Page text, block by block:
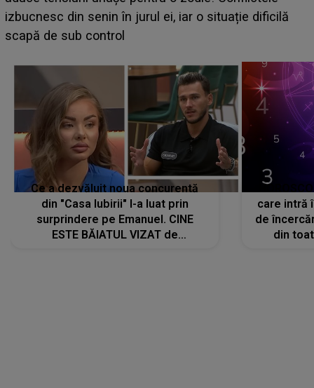
grabă îi aduce pierderi semnificative și îi dă toate
planurile peste cap
Ce a dezvăluit noua concurentă
din "Casa Iubirii" l-a luat prin
surprindere pe Emanuel. CINE
ESTE BĂIATUL VIZAT de
care intră
de
din